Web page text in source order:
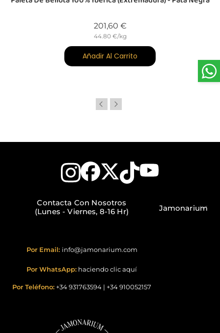
201,60 €Precio
44.80 €/kg
Añadir Al Carrito
Contacta Con Nosotros
(Lunes - Viernes, 8-16 Hr)
Por Email: info@jamonarium.com
Por WhatsApp: haciendo clic aquí
Por Teléfono: +34 931763594 | +34 910052157
Jamonarium